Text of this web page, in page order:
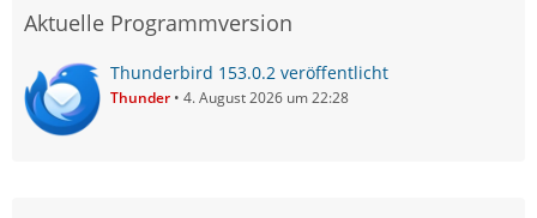
Aktuelle Programmversion
Thunderbird 153.0.2 veröffentlicht
Thunder 4. August 2026 um 22:28